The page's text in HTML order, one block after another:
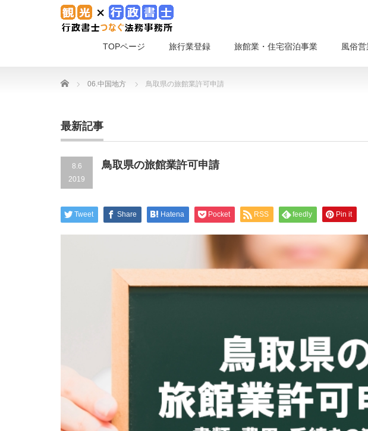
TOPページ 旅行業登録 旅館業・住宅宿泊事業 風俗
Home 06.中国地方 鳥取県の旅館業許可申請
最新記事
8.6
2019
鳥取県の旅館業許可申請
Tweet Share Hatena Pocket RSS feedly Pin it